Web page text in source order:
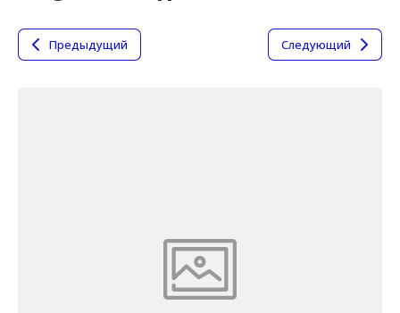
Предыдущий Следующий